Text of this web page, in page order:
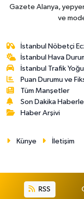
Gazete Alanya,
ve
İstanbul Nöbetçi
İstanbul Hava
İstanbul Trafik
Puan Durumu ve
Tüm Manşetler
Son Dakika
Haber Arşivi
Künye İletişim
RSS